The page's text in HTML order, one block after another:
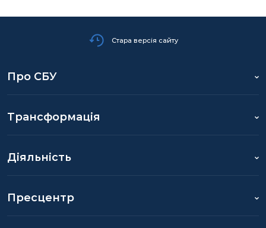
Стара версія сайту
Про СБУ
Трансформація
Діяльність
Пресцентр